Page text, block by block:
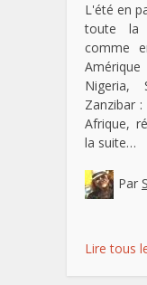
L'été en
toute la
comme
Nigeria,
Zanzibar
Afrique,
la suite…
Par
Lire tous